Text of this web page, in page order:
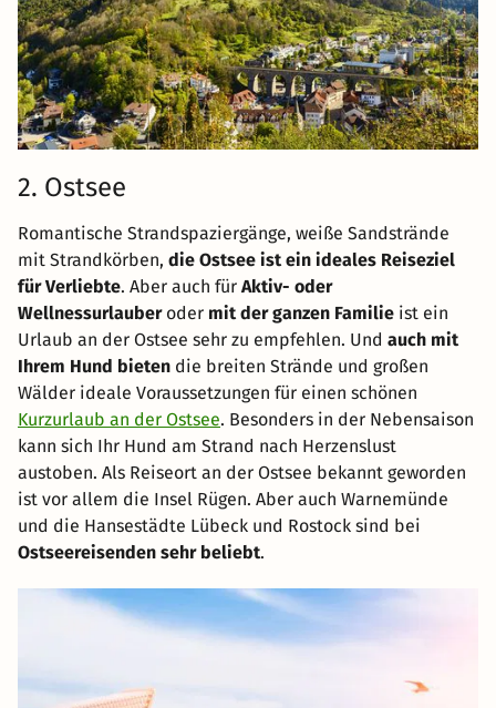
2. Ostsee
Romantische Strandspaziergänge, weiße Sandstrände
mit Strandkörben, die Ostsee ist ein ideales Reiseziel
für Verliebte. Aber auch für Aktiv- oder
Wellnessurlauberoder mit der ganzen Familie ist ein
Urlaub an der Ostsee sehr zu empfehlen. Und auch mit
Ihrem Hund bieten die breiten Strände und großen
Wälder ideale Voraussetzungen für einen schönen
Kurzurlaub an der Ostsee. Besonders in der Nebensaison
kann sich Ihr Hund am Strand nach Herzenslust
austoben. Als Reiseort an der Ostsee bekannt geworden
ist vor allem die Insel Rügen. Aber auch Warnemünde
und die Hansestädte Lübeck und Rostock sind bei
Ostseereisenden sehr beliebt.